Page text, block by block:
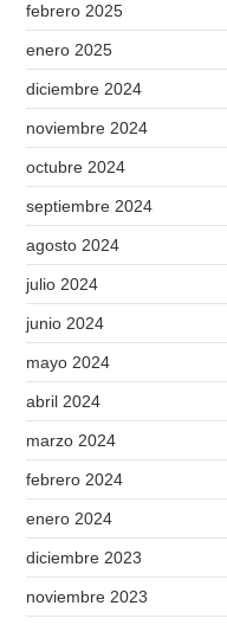
febrero 2025
enero 2025
diciembre 2024
noviembre 2024
octubre 2024
septiembre 2024
agosto 2024
julio 2024
junio 2024
mayo 2024
abril 2024
marzo 2024
febrero 2024
enero 2024
diciembre 2023
noviembre 2023